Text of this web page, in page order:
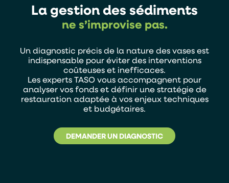
mécanique.
pour oxygéner sans perturber le sédiment. Ils
favorisent au contraire la décantation et la
stabilisation des particules fines.
La gestion des sédiments
ne s’improvise pas.
Un diagnostic précis de la nature des vases est
indispensable pour éviter des interventions
coûteuses et inefficaces.
Les experts TASO vous accompagnent pour
analyser vos fonds et définir une stratégie de
restauration adaptée à vos enjeux techniques
et budgétaires.
DEMANDER UN DIAGNOSTIC